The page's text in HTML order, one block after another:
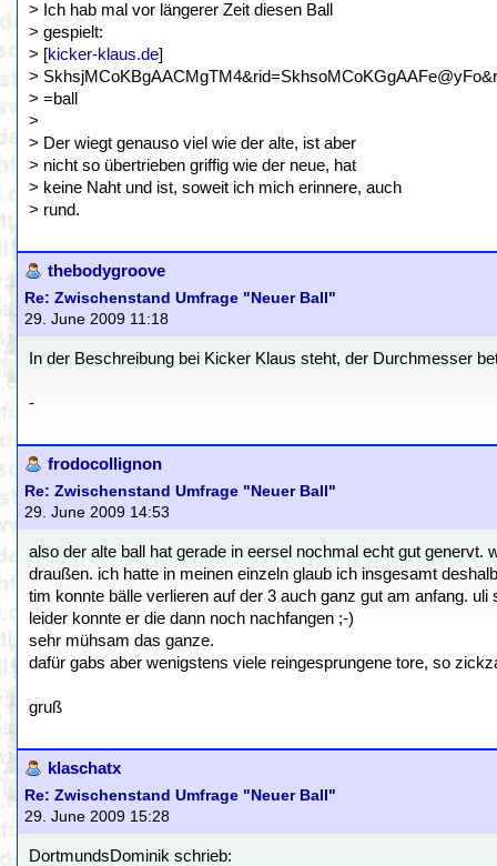
> Ich hab mal vor längerer Zeit diesen Ball
> gespielt:
> [kicker-klaus.de]
>
> =ball
>
> Der wiegt genauso viel wie der alte, ist aber
> nicht so übertrieben griffig wie der neue, hat
> keine Naht und ist, soweit ich mich erinnere, auch
> rund.
thebodygroove
Re: Zwischenstand Umfrage "Neuer Ball"
29. June 2009 11:18
In der Beschreibung bei Kicker Klaus steht, der Durchmesser
-
frodocollignon
Re: Zwischenstand Umfrage "Neuer Ball"
29. June 2009 14:53
also der alte ball hat gerade in eersel nochmal echt gut
draußen. ich hatte in meinen einzeln glaub ich insgesamt
tim konnte bälle verlieren auf der 3 auch ganz gut am anfang.
leider konnte er die dann noch nachfangen ;-)
sehr mühsam das ganze.
dafür gabs aber wenigstens viele reingesprungene tore, so
gruß
klaschatx
Re: Zwischenstand Umfrage "Neuer Ball"
29. June 2009 15:28
DortmundsDominik schrieb: